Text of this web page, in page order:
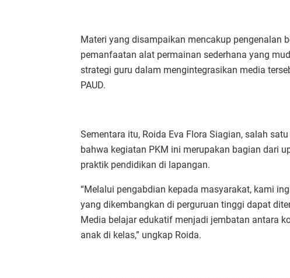
Materi yang disampaikan mencakup pengenalan
pemanfaatan alat permainan sederhana yang
strategi guru dalam mengintegrasikan media
PAUD.
Sementara itu, Roida Eva Flora Siagian, salah
bahwa kegiatan PKM ini merupakan bagian dari
praktik pendidikan di lapangan.
“Melalui pengabdian kepada masyarakat, kami
yang dikembangkan di perguruan tinggi dapat
Media belajar edukatif menjadi jembatan antara
anak di kelas,” ungkap Roida.